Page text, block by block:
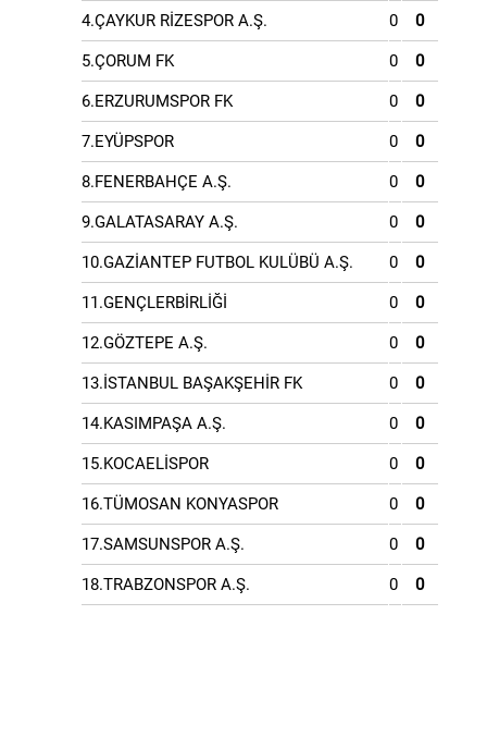
4.ÇAYKUR RİZESPOR A.Ş. 0 0
5.ÇORUM FK 0 0
6.ERZURUMSPOR FK 0 0
7.EYÜPSPOR 0 0
8.FENERBAHÇE A.Ş. 0 0
9.GALATASARAY A.Ş. 0 0
10.GAZİANTEP FUTBOL KULÜBÜ A.Ş. 0 0
11.GENÇLERBİRLİĞİ 0 0
12.GÖZTEPE A.Ş. 0 0
13.İSTANBUL BAŞAKŞEHİR FK 0 0
14.KASIMPAŞA A.Ş. 0 0
15.KOCAELİSPOR 0 0
16.TÜMOSAN KONYASPOR 0 0
17.SAMSUNSPOR A.Ş. 0 0
18.TRABZONSPOR A.Ş. 0 0